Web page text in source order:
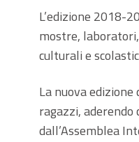
L’edizione 2018-
mostre,
culturali e
La nuova
ragazzi,
dall’Assemblea